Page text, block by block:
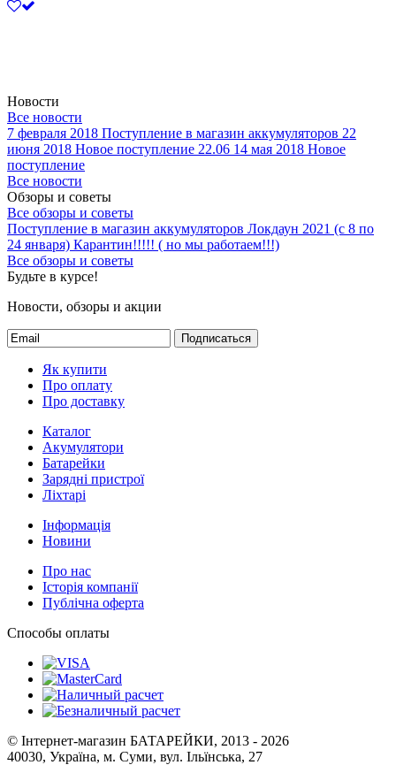
Новости
Все новости
7 февраля 2018 Поступление в магазин аккумуляторов 22
июня 2018 Новое поступление 22.06 14 мая 2018 Новое
поступление
Все новости
Обзоры и советы
Все обзоры и советы
Поступление в магазин аккумуляторов Локдаун 2021 (с 8 по
24 января) Карантин!!!!! ( но мы работаем!!!)
Все обзоры и советы
Будьте в курсе!
Новости, обзоры и акции
Подписаться
Як купити
Про оплату
Про доставку
Каталог
Акумулятори
Батарейки
Зарядні пристрої
Ліхтарі
Інформація
Новини
Про нас
Історія компанії
Публічна оферта
Способы оплаты
© Інтернет-магазин БАТАРЕЙКИ, 2013 - 2026
40030, Україна, м. Суми, вул. Ільїнська, 27